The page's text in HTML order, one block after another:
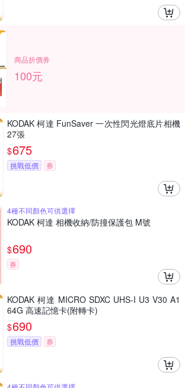
商品折價券
100元
KODAK 柯達 FunSaver 一次性閃光燈底片相機
27張
$675
挑戰低價 券
4種不同顏色可供選擇
KODAK 柯達 相機收納/防撞保護包 M號
$690
券
KODAK 柯達 MICRO SDXC UHS-I U3 V30 A1
64G 高速記憶卡(附轉卡)
$690
挑戰低價 券